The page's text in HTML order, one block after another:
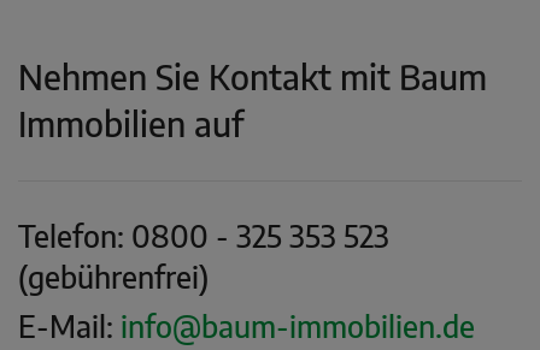
Nehmen Sie Kontakt mit Baum
Immobilien auf
Telefon: 0800 - 325 353 523
(gebührenfrei)
E-Mail: info@baum-immobilien.de